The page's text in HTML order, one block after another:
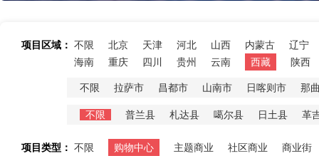
项目区域： 不限 北京 天津 河北 山西 内蒙古
辽宁
海南
重庆 四川 贵州 云南 西藏 陕西
不限 拉萨市 昌都市 山南市 日喀则市 那
不限 普兰县 札达县 噶尔县 日土县 革
项目类型： 不限 购物中心 主题商业 社区商业 商业街